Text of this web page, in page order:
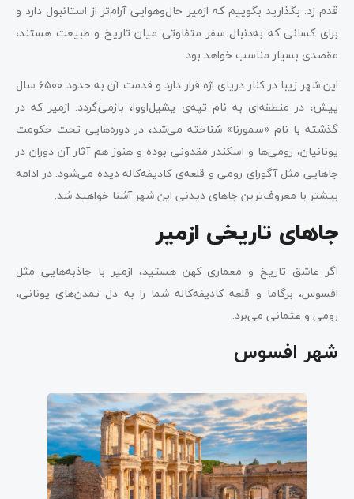
قدم زد. بگذارید بگوییم که ازمیر حال‌وهوایی آرام‌تر از استانبول دارد و
برای کسانی که به‌دنبال سفر متفاوتی میان تاریخ و طبیعت هستند،
مقصدی بسیار مناسب خواهد بود.
این شهر زیبا در کنار دریای اژه قرار دارد و قدمت آن به حدود ۶۵۰۰ سال
پیش، در منطقه‌ای به نام تپه‌ی یشیل‌اووا، بازمی‌گردد. ازمیر که در
گذشته با نام «سمورنا» شناخته می‌شد، در دوره‌هایی تحت حکومت
یونانیان، رومی‌ها و اسکندر مقدونی بوده و هنوز هم آثار آن دوران در
جاهایی مثل آگورای رومی و قلعه‌ی کادیفه‌کاله دیده می‌شود. در ادامه
بیشتر با معروف‌ترین جاهای دیدنی این شهر آشنا خواهید شد.
جاهای تاریخی ازمیر
اگر عاشق تاریخ و معماری کهن هستید، ازمیر با جاذبه‌هایی مثل
افسوس، برگاما و قلعه کادیفه‌کاله شما را به دل تمدن‌های یونانی،
رومی و عثمانی می‌برد.
شهر افسوس